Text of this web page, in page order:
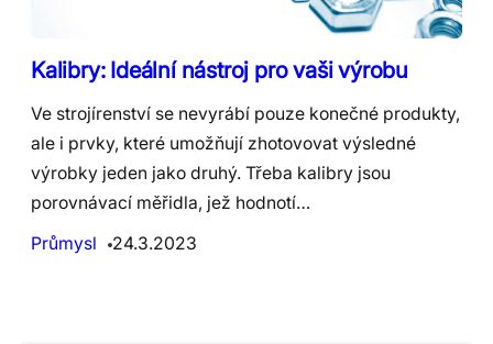
Kalibry: Ideální nástroj pro vaši výrobu
Ve strojírenství se nevyrábí pouze konečné produkty,
ale i prvky, které umožňují zhotovovat výsledné
výrobky jeden jako druhý. Třeba kalibry jsou
porovnávací měřidla, jež hodnotí…
Průmysl
24.3.2023